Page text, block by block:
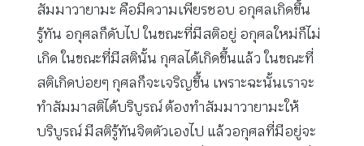
สัมมาวายามะ คือมีความเพียรชอบ อกุศลเกิดขึ้น
รู้ทัน อกุศลก็ดับไป ในขณะที่มีสติอยู่ อกุศลใหม่ก็ไม่
เกิด ในขณะที่มีสตินั้น กุศลได้เกิดขึ้นแล้ว ในขณะที่
สติเกิดบ่อยๆ กุศลก็จะเจริญขึ้น เพราะฉะนั้นเราจะ
ทำสัมมาสติได้บริบูรณ์ ต้องทำสัมมาวายามะให้
บริบูรณ์ มีสติรู้ทันจิตตัวเองไป แล้วอกุศลที่มีอยู่จะ